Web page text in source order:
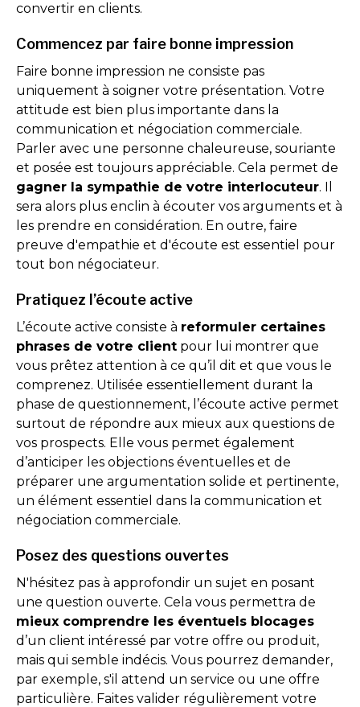
convertir en clients.
Commencez par faire bonne impression
Faire bonne impression ne consiste pas
uniquement à soigner votre présentation. Votre
attitude est bien plus importante dans la
communication et négociation commerciale.
Parler avec une personne chaleureuse, souriante
et posée est toujours appréciable. Cela permet de
gagner la sympathie de votre interlocuteur. Il
sera alors plus enclin à écouter vos arguments et à
les prendre en considération. En outre, faire
preuve d'empathie et d'écoute est essentiel pour
tout bon négociateur.
Pratiquez l’écoute active
L’écoute active consiste à reformuler certaines
phrases de votre client pour lui montrer que
vous prêtez attention à ce qu’il dit et que vous le
comprenez. Utilisée essentiellement durant la
phase de questionnement, l’écoute active permet
surtout de répondre aux mieux aux questions de
vos prospects. Elle vous permet également
d’anticiper les objections éventuelles et de
préparer une argumentation solide et pertinente,
un élément essentiel dans la communication et
négociation commerciale.
Posez des questions ouvertes
N'hésitez pas à approfondir un sujet en posant
une question ouverte. Cela vous permettra de
mieux comprendre les éventuels blocages
d’un client intéressé par votre offre ou produit,
mais qui semble indécis. Vous pourrez demander,
par exemple, s'il attend un service ou une offre
particulière. Faites valider régulièrement votre